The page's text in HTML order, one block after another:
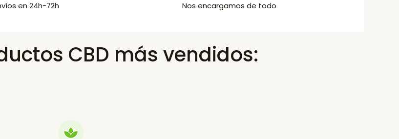
en 24h-72h
Nos encargamos de todo
CBD más vendidos: